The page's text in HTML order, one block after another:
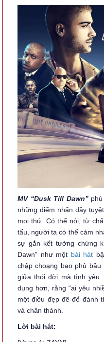
MV “Dusk Till Dawn”phù
những điểm nhấn đầy
mọi thứ. Có thể nói, từ
tấu, người ta có thể cảm
sự gắn kết tưởng chừng
Dawn” như một bài hát
chập choạng bao phủ
giữa thói đời mà tình
dụng hơn, rằng “ai yêu
một điều đẹp đẽ để đánh
và chân thành.
Lời bài hát: